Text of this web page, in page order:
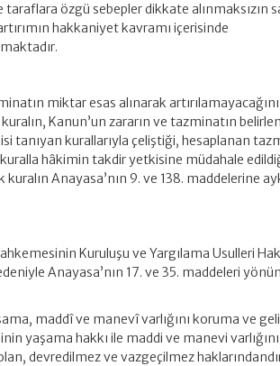
özgü sebepler dikkate alınmaksızın
hakkaniyet kavramı içerisinde
miktar esas alınarak
Kanun’un zararın ve tazminatın
tanıyan kurallarıyla çeliştiği, hesaplanan
hâkimin takdir yetkisine müdahale
Anayasa’nın 9. ve 138. maddelerine
Kuruluşu ve Yargılama Usulleri
Anayasa’nın 17. ve 35. maddeleri
maddî ve manevî varlığını koruma ve
yaşama hakkı ile maddi ve manevi
devredilmez ve vazgeçilmez